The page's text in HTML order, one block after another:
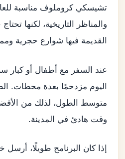
تشيسكي كروملوف مناسبة
والمناظر التاريخية، لكنها
القديمة فيها شوارع حجرية
عند السفر مع أطفال أو
اليوم مزدحمًا بعدة محطات.
متوسط الطول، لذلك من
وقت هادئ في المدينة.
إذا كان البرنامج طويلًا،